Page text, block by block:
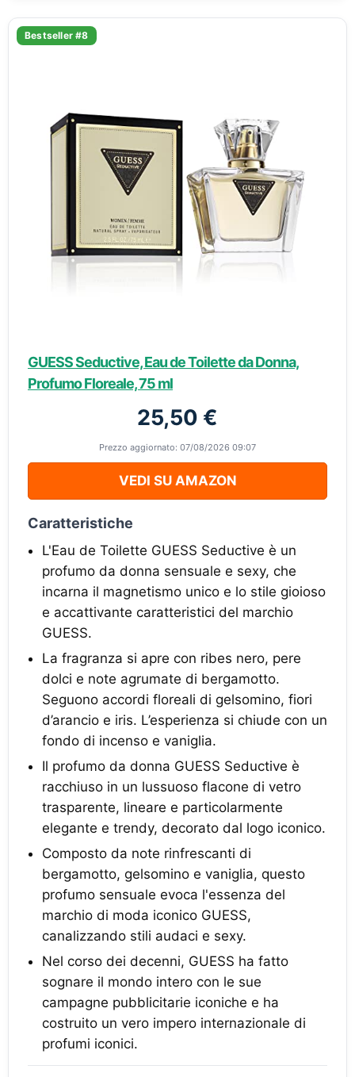
Bestseller #8
GUESS Seductive, Eau de Toilette da Donna,
Profumo Floreale, 75 ml
25,50 €
Prezzo aggiornato: 07/08/2026 09:07
VEDI SU AMAZON
Caratteristiche
L'Eau de Toilette GUESS Seductive è un
profumo da donna sensuale e sexy, che
incarna il magnetismo unico e lo stile gioioso
e accattivante caratteristici del marchio
GUESS.
La fragranza si apre con ribes nero, pere
dolci e note agrumate di bergamotto.
Seguono accordi floreali di gelsomino, fiori
d’arancio e iris. L’esperienza si chiude con un
fondo di incenso e vaniglia.
Il profumo da donna GUESS Seductive è
racchiuso in un lussuoso flacone di vetro
trasparente, lineare e particolarmente
elegante e trendy, decorato dal logo iconico.
Composto da note rinfrescanti di
bergamotto, gelsomino e vaniglia, questo
profumo sensuale evoca l'essenza del
marchio di moda iconico GUESS,
canalizzando stili audaci e sexy.
Nel corso dei decenni, GUESS ha fatto
sognare il mondo intero con le sue
campagne pubblicitarie iconiche e ha
costruito un vero impero internazionale di
profumi iconici.